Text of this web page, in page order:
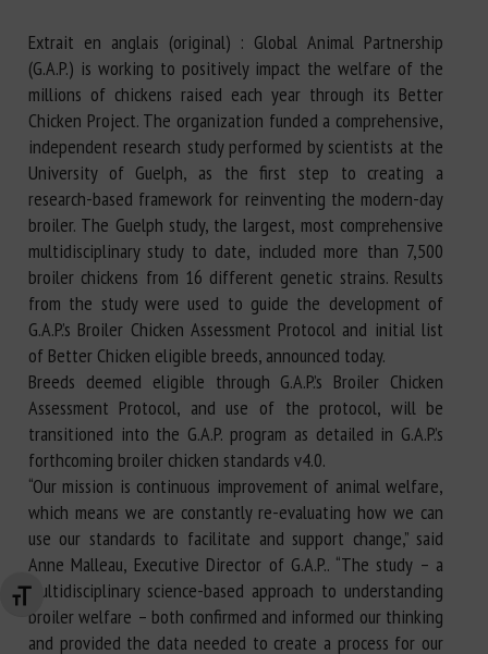
Changer la taille de la police
Extrait en anglais (original) : Global Animal Partnership
(G.A.P.) is working to positively impact the welfare of the
millions of chickens raised each year through its Better
Chicken Project. The organization funded a comprehensive,
independent research study performed by scientists at the
University of Guelph, as the first step to creating a
research-based framework for reinventing the modern-day
broiler. The Guelph study, the largest, most comprehensive
multidisciplinary study to date, included more than 7,500
broiler chickens from 16 different genetic strains. Results
from the study were used to guide the development of
G.A.P.’s Broiler Chicken Assessment Protocol and initial list
of Better Chicken eligible breeds, announced today.
Breeds deemed eligible through G.A.P.’s Broiler Chicken
Assessment Protocol, and use of the protocol, will be
transitioned into the G.A.P. program as detailed in G.A.P.’s
forthcoming broiler chicken standards v4.0.
“Our mission is continuous improvement of animal welfare,
which means we are constantly re-evaluating how we can
use our standards to facilitate and support change,” said
Anne Malleau, Executive Director of G.A.P.. “The study – a
multidisciplinary science-based approach to understanding
broiler welfare – both confirmed and informed our thinking
and provided the data needed to create a process for our